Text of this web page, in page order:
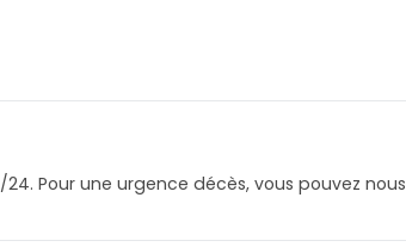
Pour une urgence décès, vous pouvez nous